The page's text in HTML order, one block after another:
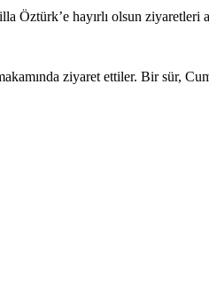
hayırlı olsun ziyaretleri
ziyaret ettiler. Bir sür,